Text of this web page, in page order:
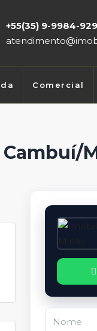
+55(35) 9-9984-
Comercial